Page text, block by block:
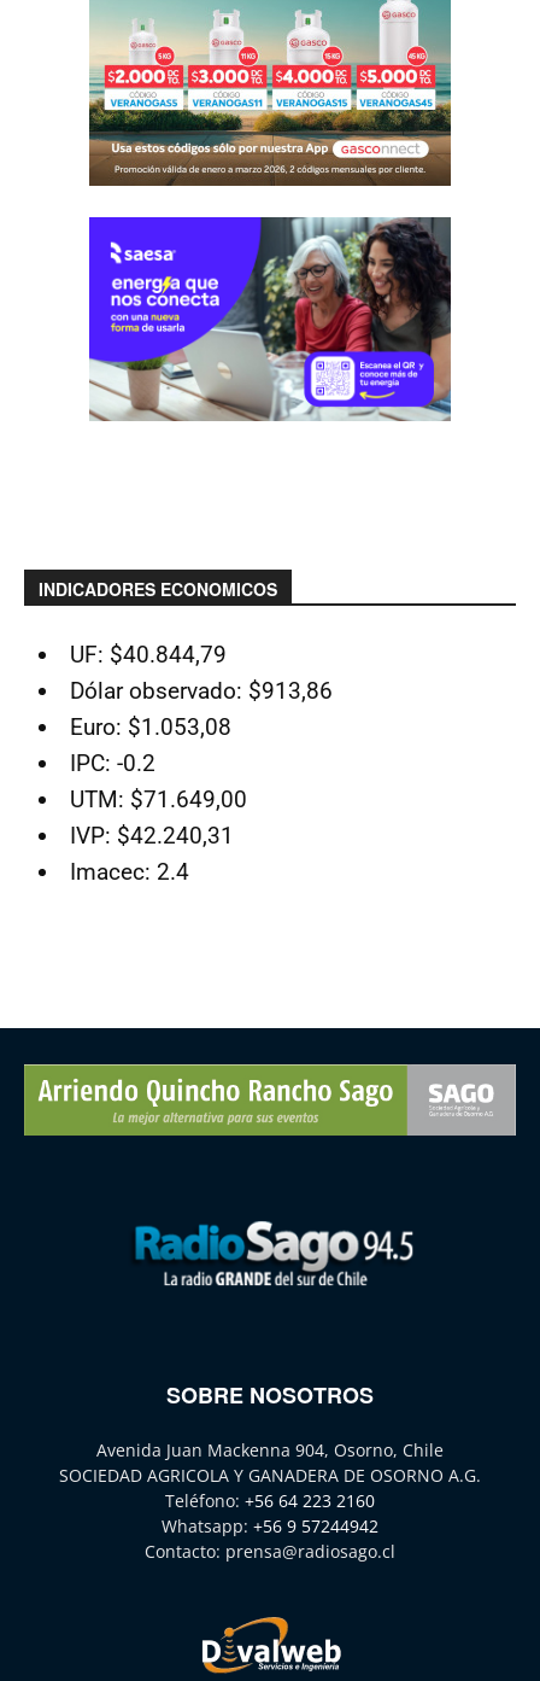
INDICADORES ECONOMICOS
UF: $40.844,79
Dólar observado: $913,86
Euro: $1.053,08
IPC: -0.2
UTM: $71.649,00
IVP: $42.240,31
Imacec: 2.4
SOBRE NOSOTROS
Avenida Juan Mackenna 904, Osorno, Chile
SOCIEDAD AGRICOLA Y GANADERA DE OSORNO A.G.
Teléfono: +56 64 223 2160
Whatsapp: +56 9 57244942
Contacto: prensa@radiosago.cl